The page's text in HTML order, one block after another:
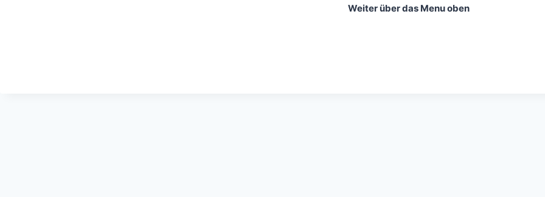
Weiter über das Menu oben